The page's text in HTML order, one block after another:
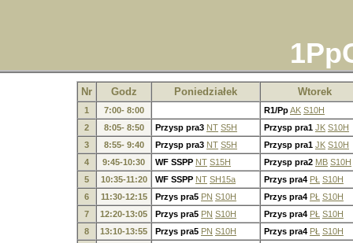
Nr Godz Poniedziałek Wtorek
1 7:00- 8:00 R1/PpAK S10H
2
8:05- 8:50 Przysp pra3 NT S5H Przysp pra1 JK S10H
3
8:55- 9:40 Przysp pra3 NT S5H Przysp pra1 JK S10H
4
9:45-10:30 WF SSPP NT S15H Przysp pra2 MB S10H
5
10:35-11:20 WF SSPP NT SH15a Przys pra4 PŁ S10H
6
11:30-12:15 Przys pra5 PN S10H Przys pra4 PŁ S10H
7
12:20-13:05 Przys pra5 PN S10H Przys pra4 PŁ S10H
8
13:10-13:55 Przys pra5 PN S10H Przys pra4 PŁ S10H